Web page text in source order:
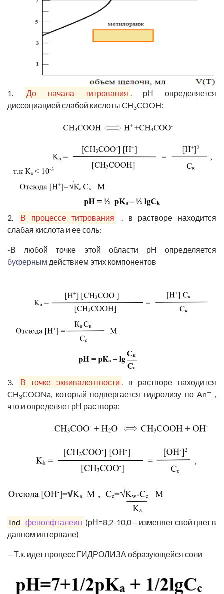
1. До начала титрования
. рН определяется
диссоциацией слабой кислоты CH3COOH:
2. В процессе титрования
. в растворе находится
слабая кислота и ее соль:
-В любой точке этой области рН определяется
буферным действием этих компонентов
3. В точке эквивалентности
. в растворе находится
CH3COONa, который подвергается гидролизу по An—
что и определяет рН раствора:
Ind фенолфталеин (рН=8,2-10,0 – изменяет свой цвет в
данном интервале)
—Т.к. идет процесс ГИДРОЛИЗА образующейся соли